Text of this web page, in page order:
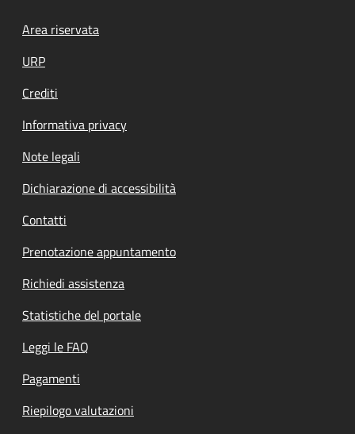
Footer menu
Area riservata
URP
Crediti
Informativa privacy
Note legali
Dichiarazione di accessibilità
Contatti
Prenotazione appuntamento
Richiedi assistenza
Statistiche del portale
Leggi le FAQ
Pagamenti
Riepilogo valutazioni